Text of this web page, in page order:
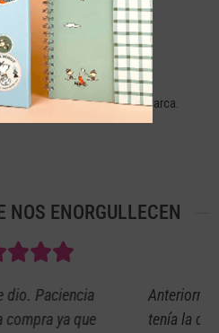
EXPERIENCIA
confían en nuestra marca.
NOS ENORGULLECEN
en la misma página y
de que todo iba a salir